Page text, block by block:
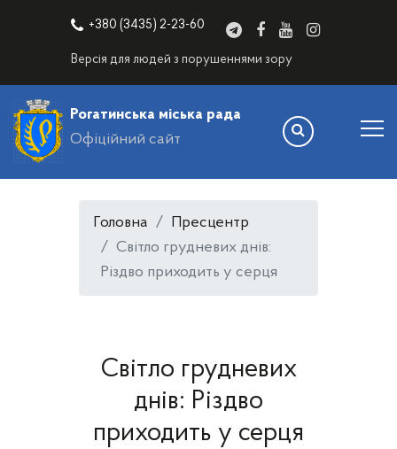
+380 (3435) 2-23-60
Версія для людей з порушеннями зору
Рогатинська міська рада
Офіційний сайт
Головна
Пресцентр
Світло грудневих днів:
Різдво приходить у серця
Світло грудневих
днів: Різдво
приходить у серця